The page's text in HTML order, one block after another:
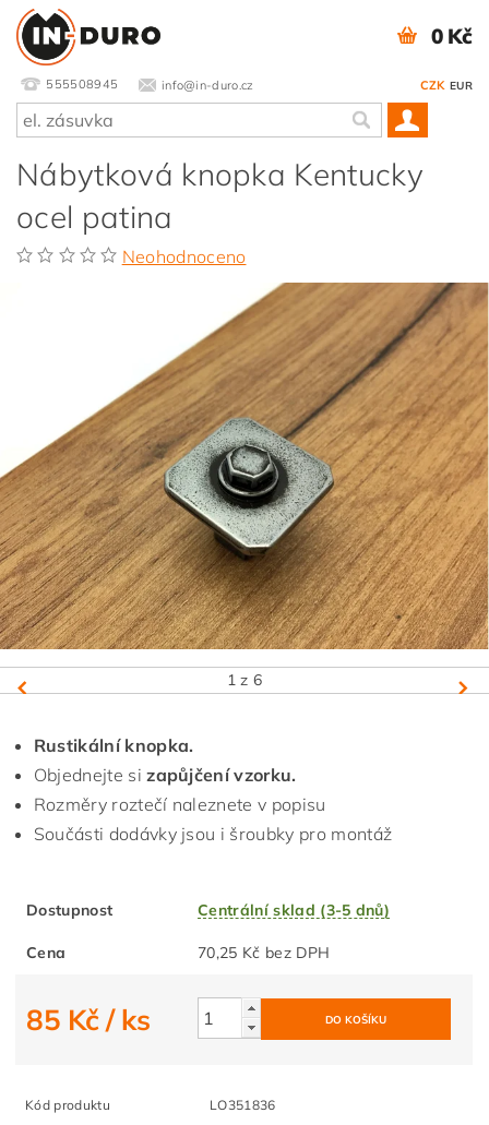
555508945 info@in-duro.cz CZK EUR
0 Kč
Nábytková knopka Kentucky
ocel patina
Neohodnoceno
1 z 6
Rustikální knopka.
Objednejte si zapůjčení vzorku.
Rozměry roztečí naleznete v popisu
Součásti dodávky jsou i šroubky pro montáž
Dostupnost Centrální sklad (3-5 dnů)
Cena 70,25 Kč bez DPH
85 Kč/ ks
Kód produktu LO351836